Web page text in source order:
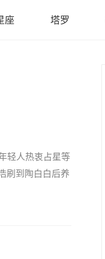
座 塔罗
轻人热衷占星等
刷到陶白白后养